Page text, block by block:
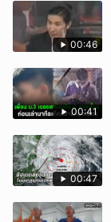
00:46
00:41
00:47